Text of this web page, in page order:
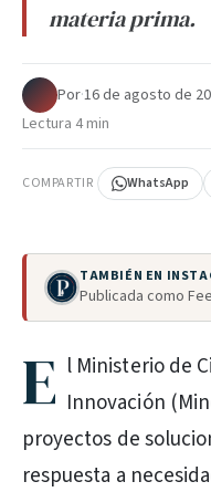
materia prima.
Por·16 de agosto de
Lectura 4 min
COMPARTIR WhatsApp
TAMBIÉN EN
Publicada como
E l Ministerio de
Innovación
proyectos de
respuesta a